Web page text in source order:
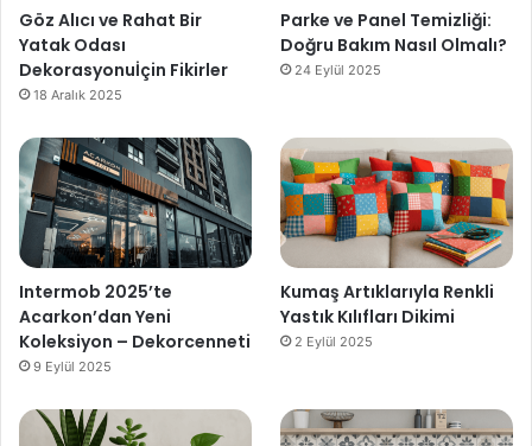
Göz Alıcı ve Rahat Bir
Yatak Odası
Dekorasyonuİçin Fikirler
18 Aralık 2025
Parke ve Panel Temizliği:
Doğru Bakım Nasıl Olmalı?
24 Eylül 2025
Intermob 2025’te
Acarkon’dan Yeni
Koleksiyon – Dekorcenneti
9 Eylül 2025
Kumaş Artıklarıyla Renkli
Yastık Kılıfları Dikimi
2 Eylül 2025